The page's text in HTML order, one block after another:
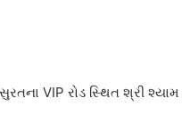
સુરતના VIP રોડ સ્થિત શ્રી